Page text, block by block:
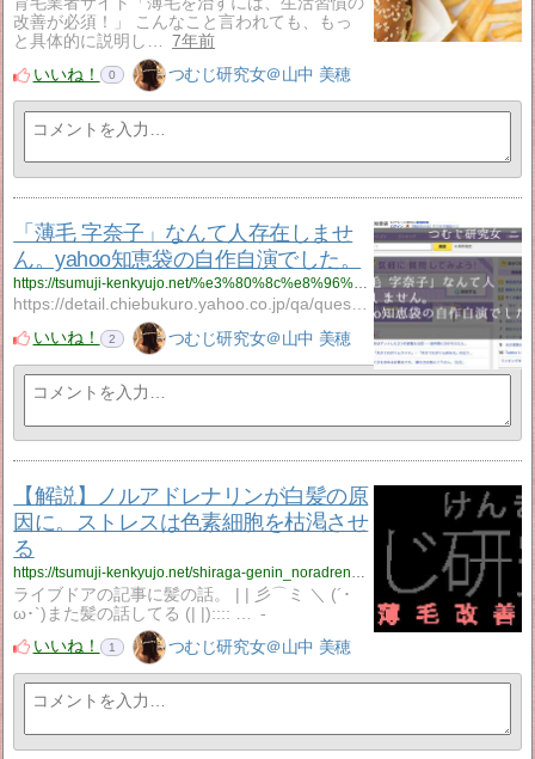
改善が必須！」 こんなこと言われても、もっ
と具体的に説明し…
7年前
いいね！
0 つむじ研究女＠山中 美穂
「薄毛 字奈子」なんて人存在しませ
ん。yahoo知恵袋の自作自演でした。
https://tsumuji-kenkyujo.net/%e3%80%8c%e8%96%84%e6%af%9b-%e5%ad%97%e5%a5%88%e5%ad%90%e3%80%8d%e3%81%aa%e3%82%93%e3%81%a6%e4%ba%ba%e5%ad%98%e5%9c%a8%e3%81%97%e3%81%be%e3%81%9b%e3%82%93%e3%80%82yahoo%e7%9f%a5%e6%81%b5%e8%a2%8b/
https://detail.chiebukuro.yahoo.co.jp/qa/question_…
-
いいね！
2 つむじ研究女＠山中 美穂
【解説】ノルアドレナリンが白髪の原
因に。ストレスは色素細胞を枯渇させ
る
https://tsumuji-kenkyujo.net/shiraga-genin_noradrenaline/
ライブドアの記事に髪の話。 | | 彡⌒ミ ＼ (´･
ω･`)また髪の話してる (| |):::: …
-
いいね！
1 つむじ研究女＠山中 美穂